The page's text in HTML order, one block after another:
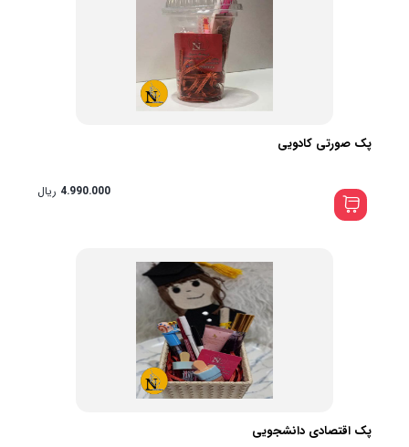
پک صورتی کادویی
4.990.000 ریال
پک اقتصادی دانشجویی